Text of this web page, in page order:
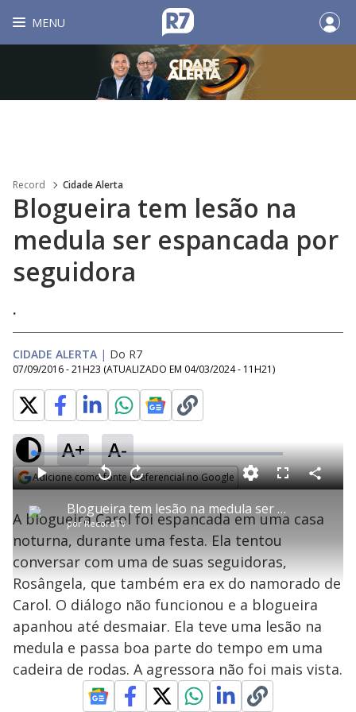
MENU
Record Cidade Alerta
Blogueira tem lesão na
medula ser espancada por
seguidora
.
CIDADE ALERTA | Do R7
07/09/2016 - 21H23 (ATUALIZADO EM 04/03/2024 - 11H21)
A+ A-
Adicione como fonte preferencial no Google
P
l
a
y
Blogueira tem lesão na medula ser espancada por seguidora
por RecordTV
P V
t
a
r
0
e
g
n
d
s
A
n
ç
1
s
e
u
n
d
o
s
M
u
L
o
a
d
e
:
1
.
5
7
%
F
l
s
c
C
o
a
r
A blogueira Carol foi espancada em uma casa
noturna, durante uma festa. Ela tentou
conversar com uma de suas seguidoras,
Rosângela, que também era ex do namorado de
Carol. O diálogo não funcionou e a blogueira
apanhou até desmaiar. Ela teve uma lesão na
medula e passa boa parte do tempo em uma
cadeira de rodas. A agressora não foi mais vista.